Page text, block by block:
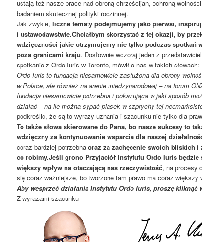
ustają też nasze prace nad obroną chrześcijan, ochroną wolności
badaniem skutecznej polityki rodzinnej.
Jak zwykle,liczne tematy podejmujemy jako pierwsi, inspirując
i ustawodawstwie.Chciałbym skorzystać z tej okazji, by
wdzięczności jakie otrzymujemy nie tylko podczas spotkań w
poza granicami kraju. Dosłownie wczoraj jeden z przedstawicieli
spotkanie z Ordo Iuris w Toronto, mówił o nas w takich słowach:
Ordo Iuris to fundacja niesamowicie zasłużona dla obrony wolności,
w Polsce, ale również na arenie międzynarodowej – na forum ONZ,
fundacja niesamowicie potrzebna i pokazująca w jaki sposób można
działać – na ile można sypać piasek w szprychy tej
podkreślić, że są to wyrazy uznania i szacunku nie tylko dla
To także słowa skierowane do Pana, bo nasze sukcesy to także
wdzięczny za kontynuowanie wsparcia dla naszej działalności
coraz bardziej potrzebnaoraz za zachęcenie swoich bliskich i
co robimy.Jeśli grono Przyjaciół Instytutu Ordo Iuris będzie
większy wpływ na otaczającą nas rzeczywistość, na procesy
się coraz ważniejsze, bo tworzone tam prawo ma coraz większy
Aby wesprzeć działania Instytutu Ordo Iuris, proszę kliknąć w
Z wyrazami szacunku